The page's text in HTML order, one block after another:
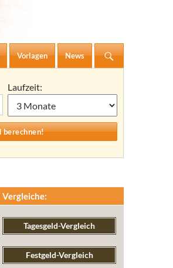
Vorlagen News
Laufzeit:
Vergleiche:
Tagesgeld-Vergleich
Festgeld-Vergleich